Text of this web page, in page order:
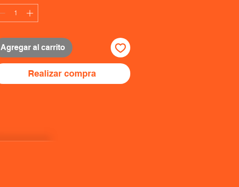
Agregar al carrito
Realizar compra